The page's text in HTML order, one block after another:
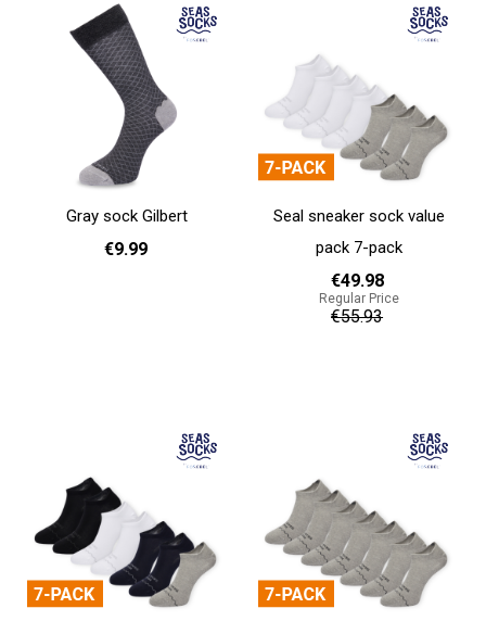
Gray sock Gilbert
€9.99
Seal sneaker sock value
pack 7-pack
€49.98
Regular Price
€55.93